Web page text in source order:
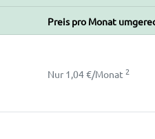
Preis pro Monat
Nur 1,04 €/Monat 2